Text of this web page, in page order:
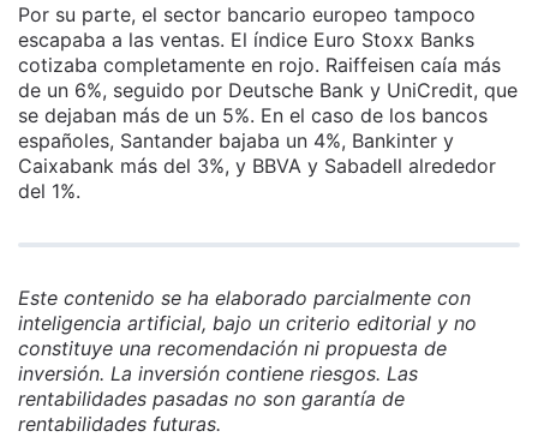
Por su parte, el sector bancario europeo tampoco
escapaba a las ventas. El índice Euro Stoxx Banks
cotizaba completamente en rojo. Raiffeisen caía más
de un 6%, seguido por Deutsche Bank y UniCredit, que
se dejaban más de un 5%. En el caso de los bancos
españoles, Santander bajaba un 4%, Bankinter y
Caixabank más del 3%, y BBVA y Sabadell alrededor
del 1%.
Este contenido se ha elaborado parcialmente con
inteligencia artificial, bajo un criterio editorial y no
constituye una recomendación ni propuesta de
inversión. La inversión contiene riesgos. Las
rentabilidades pasadas no son garantía de
rentabilidades futuras.